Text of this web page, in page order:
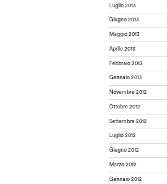
Luglio 2013
Giugno 2013
Maggio 2013
Aprile 2013
Febbraio 2013
Gennaio 2013
Novembre 2012
Ottobre 2012
Settembre 2012
Luglio 2012
Giugno 2012
Marzo 2012
Gennaio 2012